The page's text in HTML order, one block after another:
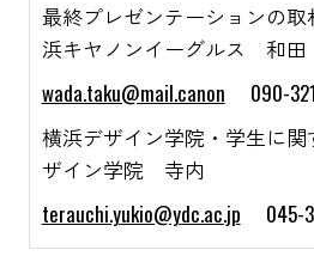
最終プレゼンテーションの
浜キヤノンイーグルス 和田
wada.taku@mail.canon 090-
横浜デザイン学院・学生に
ザイン学院 寺内
terauchi.yukio@ydc.ac.jp 045-